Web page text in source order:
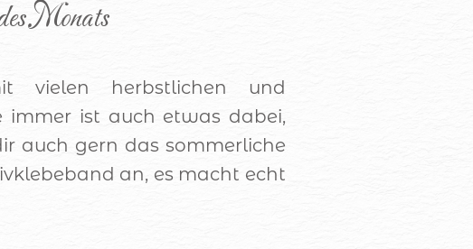
Monats
vielen herbstlichen und
ist auch etwas dabei,
auch gern das sommerliche
an, es macht echt